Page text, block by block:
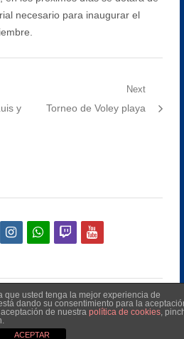
necesario para inaugurar el
y
Next
Next
Torneo de Voley playa
instagramwhatsapp
twitchyoutube
de Manilva
que usted tenga la mejor experiencia de
dando su consentimiento para la
de nuestra política de cookies,
ACEPTAR